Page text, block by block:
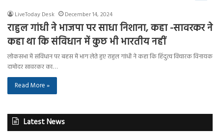
LiveToday Desk December 14, 2024
राहुल गांधी ने भाजपा पर साधा निशाना, कहा -सावरकर ने
कहा था कि संविधान में कुछ भी भारतीय नहीं
लोकसभा में संविधान पर बहस में भाग लेते हुए राहुल गांधी ने कहा कि हिंदुत्व विचारक विनायक
दामोदर सावरकर का…
Read More »
Latest News